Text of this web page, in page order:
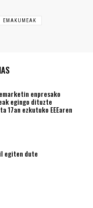
EMAKUMEAK
enpresako
egingo dituzte
17an ezkutuko EEEaren
egiten dute